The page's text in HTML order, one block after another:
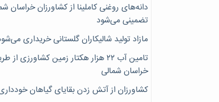
دانه‌های روغنی کاملینا از کشاورزان خراسان
تضمینی می‌شود
مازاد تولید شالیکاران گلستانی خریداری
تامین آب ۲۲ هزار هکتار زمین کشاورزی
خراسان شمالی
کشاورزان از آتش زدن بقایای گیاهان